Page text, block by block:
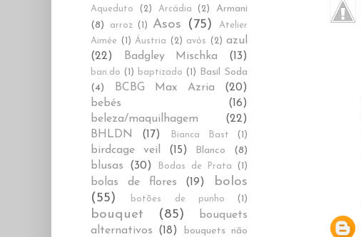
Aqueduto (2) Arcádia (2)
Armani
(8)
arroz (1) Asos (75)
Atelier
Aimée
(1) Áustria (2) avós (2) azul
(22)
Badgley Mischka (13)
ban.do (1) baptizado (1)
Basil Soda
(4)
BCBG Max Azria
(20)
bebés
(16)
beleza/maquilhagem
(22)
BHLDN
(17) Bianca Bast (1)
birdcage veil (15) Blanco (8)
blusas (30) Bodas de Prata (1)
bolas de flores (19)
bolos
(55)
botões de punho (1)
bouquet (85)
bouquets
alternativos
(18)
bouquets não